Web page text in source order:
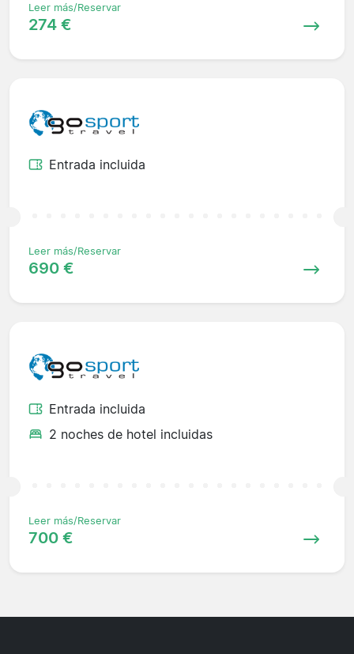
Leer más/Reservar
274 €
Entrada incluida
Leer más/Reservar
690 €
Entrada incluida
2 noches de hotel incluidas
Leer más/Reservar
700 €